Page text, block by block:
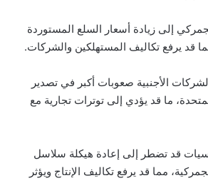
إلى زيادة أسعار السلع المستوردة
قد يرفع تكاليف المستهلكين والشركات.
الأجنبية صعوبات أكبر في تصدير
ما قد يؤدي إلى توترات تجارية مع
قد تضطر إلى إعادة هيكلة سلاسل
مما قد يرفع تكاليف الإنتاج ويؤثر